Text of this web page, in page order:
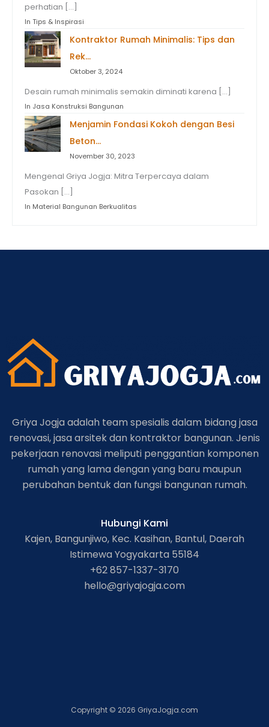
perhatian […]
In Tips & Inspirasi
Kontraktor Rumah Minimalis: Tips dan
Rek…
Oktober 3, 2024
Desain rumah minimalis semakin diminati karena […]
In Jasa Konstruksi Bangunan
Menjamin Fondasi Kokoh dengan Besi
Beton…
November 30, 2023
Mengenal Griya Jogja: Mitra Terpercaya dalam
Pasokan […]
In Material Bangunan Berkualitas
Griya Jogja adalah team spesialis dalam bidang jasa
renovasi, jasa arsitek dan kontraktor bangunan. Jenis
pekerjaan renovasi meliputi penggantian komponen
rumah yang lama dengan yang baru maupun
perubahan bentuk dan fungsi bangunan rumah.
Hubungi Kami
Kajen, Bangunjiwo, Kec. Kasihan, Bantul, Daerah
Istimewa Yogyakarta 55184
+62 857-1337-3170
hello@griyajogja.com
Copyright © 2026 GriyaJogja.com